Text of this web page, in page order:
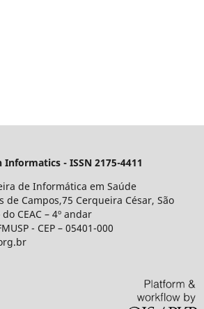
- ISSN 2175-4411
de Informática em Saúde
de Campos,75 Cerqueira César, São
CEAC – 4º andar
- CEP – 05401-000